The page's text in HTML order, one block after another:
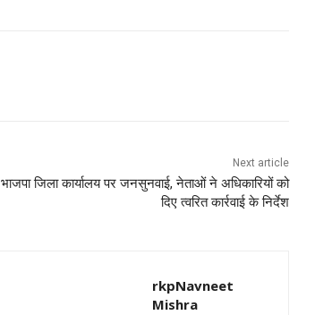
Next article
भाजपा जिला कार्यालय पर जनसुनवाई, नेताओं ने अधिकारियों को
दिए त्वरित कार्रवाई के निर्देश
rkpNavneet
Mishra